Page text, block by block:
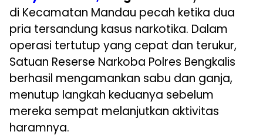
di Kecamatan Mandau pecah ketika dua
pria tersandung kasus narkotika. Dalam
operasi tertutup yang cepat dan terukur,
Satuan Reserse Narkoba Polres Bengkalis
berhasil mengamankan sabu dan ganja,
menutup langkah keduanya sebelum
mereka sempat melanjutkan aktivitas
haramnya.